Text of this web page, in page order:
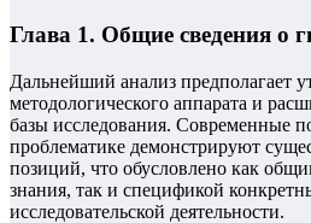
Глава 1. Общие сведения о
Дальнейший анализ предполагает
методологического аппарата и
базы исследования. Современные
проблематике демонстрируют
позиций, что обусловлено как
знания, так и спецификой
исследовательской деятельности.